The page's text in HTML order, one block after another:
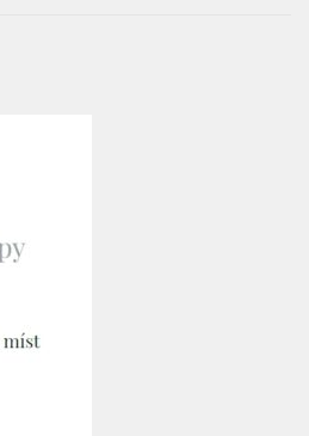
Objevte to nejzajímavější ze